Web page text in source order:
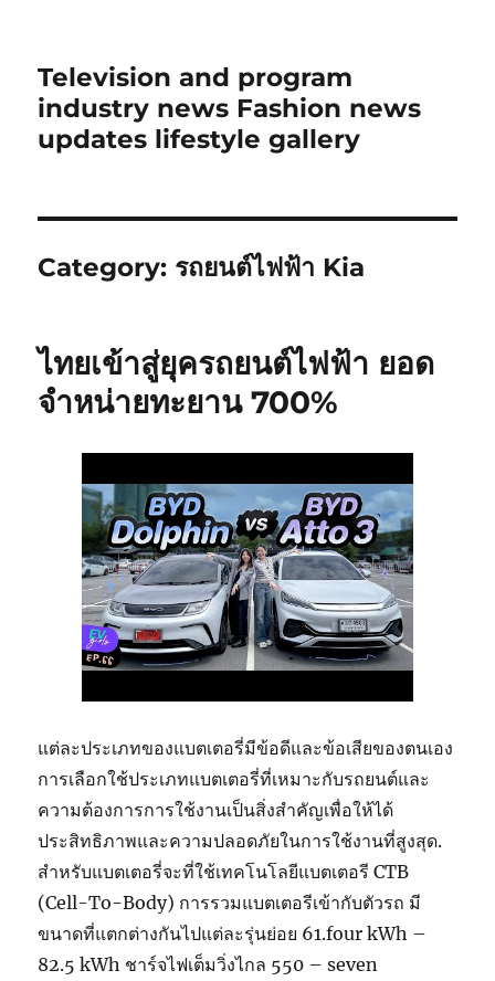
Television and program
industry news Fashion news
updates lifestyle gallery
Category: รถยนต์ไฟฟ้า Kia
ไทยเข้าสู่ยุครถยนต์ไฟฟ้า ยอด
จำหน่ายทะยาน 700%
แต่ละประเภทของแบตเตอรี่มีข้อดีและข้อเสียของตนเอง
การเลือกใช้ประเภทแบตเตอรี่ที่เหมาะกับรถยนต์และ
ความต้องการการใช้งานเป็นสิ่งสำคัญเพื่อให้ได้
ประสิทธิภาพและความปลอดภัยในการใช้งานที่สูงสุด.
สำหรับแบตเตอรี่จะที่ใช้เทคโนโลยีแบตเตอรี CTB
(Cell-To-Body) การรวมแบตเตอรีเข้ากับตัวรถ มี
ขนาดที่แตกต่างกันไปแต่ละรุ่นย่อย 61.four kWh –
82.5 kWh ชาร์จไฟเต็มวิ่งไกล 550 – seven